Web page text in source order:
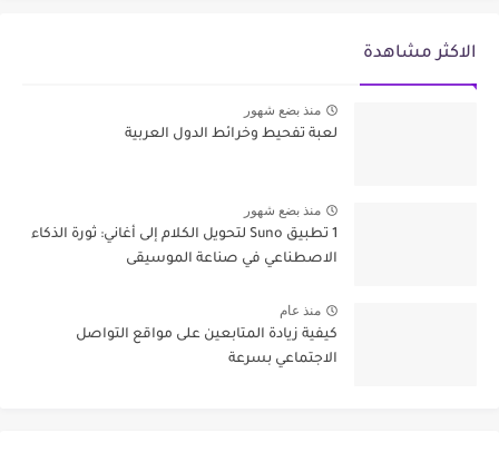
الاكثر مشاهدة
منذ بضع شهور
لعبة تفحيط وخرائط الدول العربية
منذ بضع شهور
1 تطبيق Suno لتحويل الكلام إلى أغاني: ثورة الذكاء
الاصطناعي في صناعة الموسيقى
منذ عام
كيفية زيادة المتابعين على مواقع التواصل
الاجتماعي بسرعة